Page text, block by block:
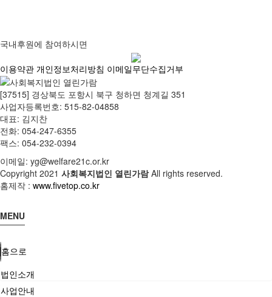
국내후원에 참여하시면
이용약관 개인정보처리방침 이메일무단수집거부
[37515] 경상북도 포항시 북구 청하면 청계길 351
사업자등록번호: 515-82-04858
대표: 김지찬
전화: 054-247-6355
팩스: 054-232-0394
이메일: yg@welfare21c.or.kr
Copyright 2021 사회복지법인 열린가람All rights reserved.
홈제작 : www.fivetop.co.kr
MENU
홈으로
법인소개
사업안내